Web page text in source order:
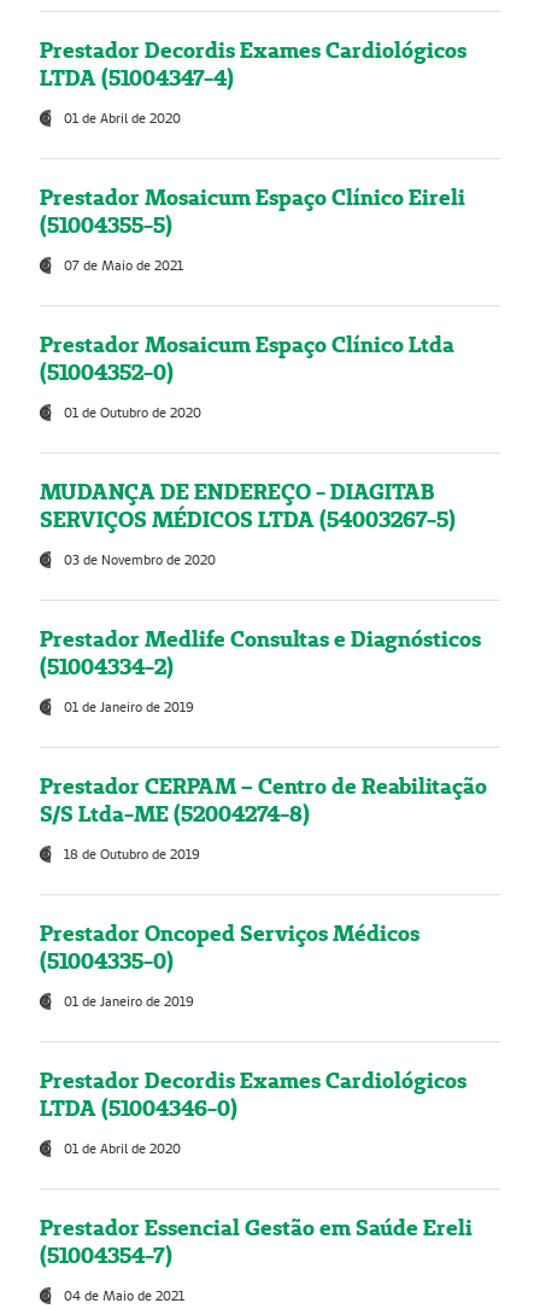
Prestador Decordis Exames Cardiológicos
LTDA (51004347-4)
01 de Abril de 2020
Prestador Mosaicum Espaço Clínico Eireli
(51004355-5)
07 de Maio de 2021
Prestador Mosaicum Espaço Clínico Ltda
(51004352-0)
01 de Outubro de 2020
MUDANÇA DE ENDEREÇO - DIAGITAB
SERVIÇOS MÉDICOS LTDA (54003267-5)
03 de Novembro de 2020
Prestador Medlife Consultas e Diagnósticos
(51004334-2)
01 de Janeiro de 2019
Prestador CERPAM – Centro de Reabilitação
S/S Ltda-ME (52004274-8)
18 de Outubro de 2019
Prestador Oncoped Serviços Médicos
(51004335-0)
01 de Janeiro de 2019
Prestador Decordis Exames Cardiológicos
LTDA (51004346-0)
01 de Abril de 2020
Prestador Essencial Gestão em Saúde Ereli
(51004354-7)
04 de Maio de 2021